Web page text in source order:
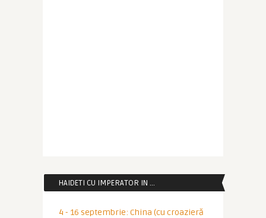
HAIDETI CU IMPERATOR IN …
4 - 16 septembrie: China (cu croazieră